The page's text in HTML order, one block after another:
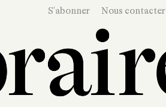
S'abonner Nous contacter